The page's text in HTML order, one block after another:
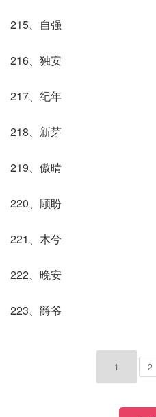
215、自强
216、独安
217、纪年
218、新芽
219、傲晴
220、顾盼
221、木兮
222、晚安
223、爵爷
1 2